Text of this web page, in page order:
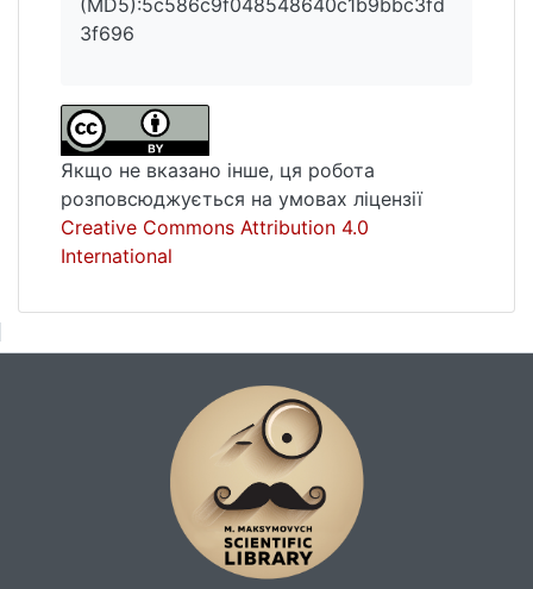
3f696
Якщо не вказано інше, ця робота
розповсюджується на умовах ліцензії
Creative Commons Attribution 4.0
International